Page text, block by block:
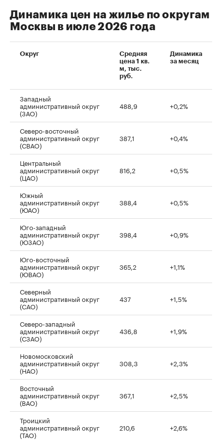
Динамика цен на жилье по округам
Москвы в июле 2026 года
Округ
Средняя
цена 1 кв.
м, тыс.
руб.
Динамика
за месяц
Западный
административный округ
(ЗАО)
488,9 +0,2%
Северо-восточный
административный округ
(СВАО)
387,1 +0,4%
Центральный
административный округ
(ЦАО)
816,2 +0,5%
Южный
административный округ
(ЮАО)
388,4 +0,5%
Юго-западный
административный округ
(ЮЗАО)
398,4 +0,9%
Юго-восточный
административный округ
(ЮВАО)
365,2 +1,1%
Северный
административный округ
(САО)
437 +1,5%
Северо-западный
административный округ
(СЗАО)
436,8 +1,9%
Новомосковский
административный округ
(НАО)
308,3 +2,3%
Восточный
административный округ
(ВАО)
367,1 +2,5%
Троицкий
административный округ
(ТАО)
210,6 +2,6%